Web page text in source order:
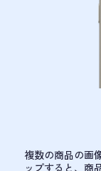
複数の商品の画
ップすると、商